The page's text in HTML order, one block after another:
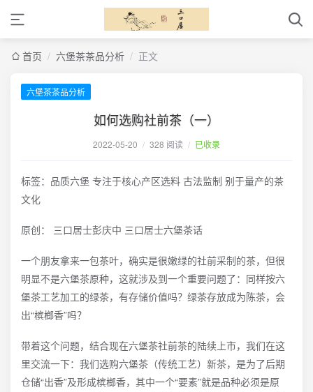
首页 / 六堡茶茶品分析 / 正文
六堡茶茶品分析
如何选购社前茶（一）
2022-05-20 / 328 阅读 / 已收录
标签：品质六堡 专注于核心产区选料 古法监制 别于量产的茶
文化
原创： 三口居士彭庆中 三口居士六堡茶话
一个朋友拿来一包茶叶，确实是很嫩绿的社前采制的茶，但很
明显不是六堡茶原种，这就涉及到一个重要问题了：同样按六
堡茶工艺加工的绿茶，有存储价值吗？绿茶存放成为陈茶，会
出“槟榔香”吗？
带着这个问题，结合现在六堡茶社前茶的陆续上市，我们在这
里交流一下：我们选购六堡茶（传统工艺）新茶，是为了后期
仓储“出香”及形成槟榔香，其中一个“要素”就是品种必须是原